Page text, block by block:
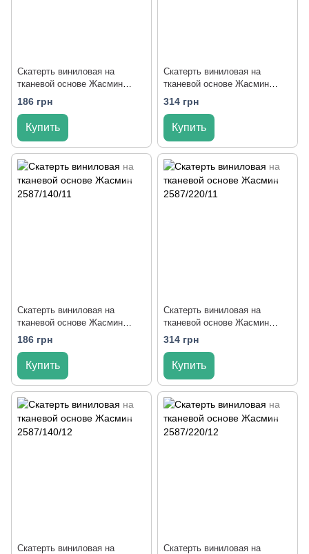
Скатерть виниловая на
тканевой основе Жасмин
2587/140/10
186 грн
Купить
Скатерть виниловая на
тканевой основе Жасмин
2587/220/10
314 грн
Купить
Скатерть виниловая на
тканевой основе Жасмин
2587/140/11
186 грн
Купить
Скатерть виниловая на
тканевой основе Жасмин
2587/220/11
314 грн
Купить
Скатерть виниловая на
Скатерть виниловая на